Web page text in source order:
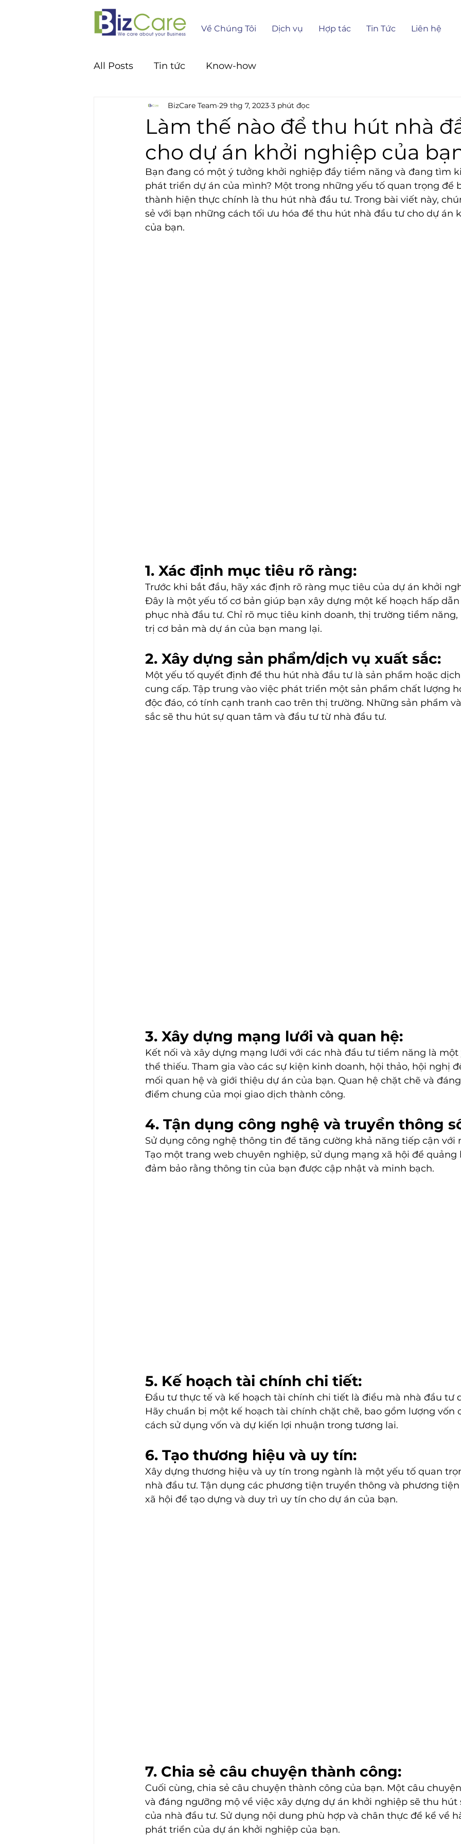
Về Chúng Tôi Dịch vụ Hợp tác Tin Tức Liên hệ
All Posts Tin tức Know-how
Làm thế nào để thu hút nhà
cho dự án khởi nghiệp của
BizCare Team 29 thg 7, 2023 3 phút đọc
Bạn đang có một ý tưởng khởi nghiệp đầy tiềm năng và đang tìm
phát triển dự án của mình? Một trong những yếu tố quan trọng để
thành hiện thực chính là thu hút nhà đầu tư. Trong bài viết này,
sẻ với bạn những cách tối ưu hóa để thu hút nhà đầu tư cho dự án
của bạn.
1. Xác định mục tiêu rõ ràng:
Trước khi bắt đầu, hãy xác định rõ ràng mục tiêu của dự án khởi
Đây là một yếu tố cơ bản giúp bạn xây dựng một kế hoạch hấp
phục nhà đầu tư. Chỉ rõ mục tiêu kinh doanh, thị trường tiềm năng,
trị cơ bản mà dự án của bạn mang lại.
2. Xây dựng sản phẩm/dịch vụ xuất sắc:
Một yếu tố quyết định để thu hút nhà đầu tư là sản phẩm hoặc
cung cấp. Tập trung vào việc phát triển một sản phẩm chất lượng
độc đáo, có tính cạnh tranh cao trên thị trường. Những sản phẩm
sắc sẽ thu hút sự quan tâm và đầu tư từ nhà đầu tư.
3. Xây dựng mạng lưới và quan hệ:
Kết nối và xây dựng mạng lưới với các nhà đầu tư tiềm năng là
thể thiếu. Tham gia vào các sự kiện kinh doanh, hội thảo, hội nghị
mối quan hệ và giới thiệu dự án của bạn. Quan hệ chặt chẽ và
điểm chung của mọi giao dịch thành công.
4. Tận dụng công nghệ và truyền thông
Sử dụng công nghệ thông tin để tăng cường khả năng tiếp cận với
Tạo một trang web chuyên nghiệp, sử dụng mạng xã hội để quảng
đảm bảo rằng thông tin của bạn được cập nhật và minh bạch.
5. Kế hoạch tài chính chi tiết:
Đầu tư thực tế và kế hoạch tài chính chi tiết là điều mà nhà đầu tư
Hãy chuẩn bị một kế hoạch tài chính chặt chẽ, bao gồm lượng vốn
cách sử dụng vốn và dự kiến ​​lợi nhuận trong tương lai.
6. Tạo thương hiệu và uy tín:
Xây dựng thương hiệu và uy tín trong ngành là một yếu tố quan
nhà đầu tư. Tận dụng các phương tiện truyền thông và phương
xã hội để tạo dựng và duy trì uy tín cho dự án của bạn.
7. Chia sẻ câu chuyện thành công:
Cuối cùng, chia sẻ câu chuyện thành công của bạn. Một câu
và đáng ngưỡng mộ về việc xây dựng dự án khởi nghiệp sẽ thu hút
của nhà đầu tư. Sử dụng nội dung phù hợp và chân thực để kể về
phát triển của dự án khởi nghiệp của bạn.